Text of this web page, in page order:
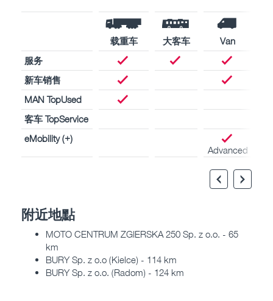
载重车 大客车
Van
服务
新车销售
MAN TopUsed
客车 TopService
eMobility (+)
Advanced
附近地點
MOTO CENTRUM ZGIERSKA 250 Sp. z o.o. - 65
km
BURY Sp. z o.o (Kielce) - 114 km
BURY Sp. z o.o. (Radom) - 124 km